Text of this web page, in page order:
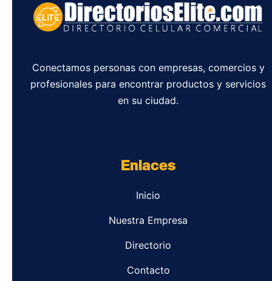
Conectamos personas con empresas, comercios y
profesionales para encontrar productos y servicios
en su ciudad.
Enlaces
Inicio
Nuestra Empresa
Directorio
Contacto